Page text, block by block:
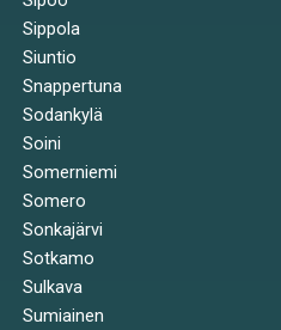
Sippola
Siuntio
Snappertuna
Sodankylä
Soini
Somerniemi
Somero
Sonkajärvi
Sotkamo
Sulkava
Sumiainen